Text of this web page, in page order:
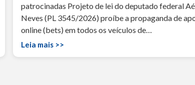
patrocinadas Projeto de lei do deputado federal
Neves (PL 3545/2026) proíbe a propaganda de
online (bets) em todos os veículos de…
Leia mais >>